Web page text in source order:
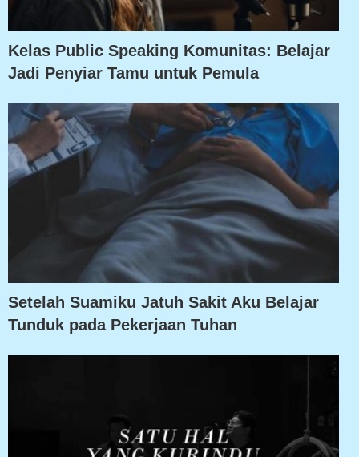
Kelas Public Speaking Komunitas: Belajar
Jadi Penyiar Tamu untuk Pemula
Setelah Suamiku Jatuh Sakit Aku Belajar
Tunduk pada Pekerjaan Tuhan